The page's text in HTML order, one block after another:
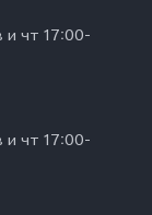
и чт 17:00-
и чт 17:00-